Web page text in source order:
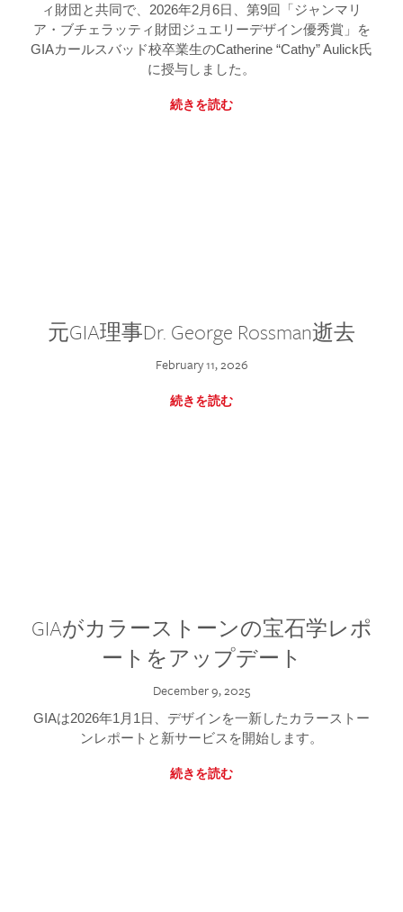
ィ財団と共同で、2026年2月6日、第9回「ジャンマリ
ア・ブチェラッティ財団ジュエリーデザイン優秀賞」を
GIAカールスバッド校卒業生のCatherine “Cathy” Aulick氏
に授与しました。
続きを読む
元GIA理事Dr. George Rossman逝去
February 11, 2026
続きを読む
GIAがカラーストーンの宝石学レポ
ートをアップデート
December 9, 2025
GIAは2026年1月1日、デザインを一新したカラーストー
ンレポートと新サービスを開始します。
続きを読む